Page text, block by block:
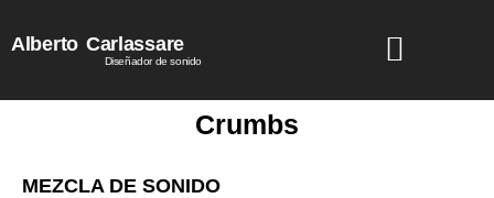
Alberto Carlassare
Diseñador de sonido
Crumbs
MEZCLA DE SONIDO